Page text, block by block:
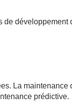
de développement
La
prédictive.